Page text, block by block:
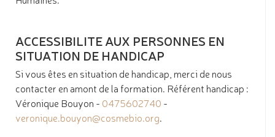
ACCESSIBILITE AUX PERSONNES EN
SITUATION DE HANDICAP
Si vous êtes en situation de handicap, merci de nous
contacter en amont de la formation. Référent handicap :
Véronique Bouyon - 0475602740 -
veronique.bouyon@cosmebio.org.